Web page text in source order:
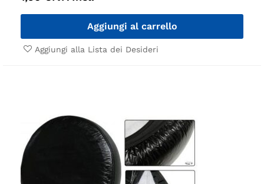
Aggiungi al carrello
Aggiungi alla Lista dei Desideri